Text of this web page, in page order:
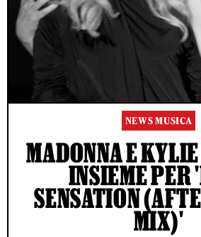
NEWS MUSICA
MADONNA E
INSIEME PER
SENSATION
MIX)'